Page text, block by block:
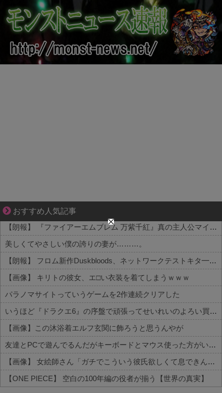
おすすめ人気記事
【マンガ】バラシ屋トシヤの漫画セレクション
【朗報】 『ファイアーエムブレム 万紫千紅』真の主人公マイユニはキャラメイクが可能
美しくてやさしい僕の誇りの妻が………。
【朗報】 フロム新作Duskbloods、ネットワークテストキタ━━━━(゜∀゜)━━━━!!
【画像】 キリトの彼女、エ□い衣装を着てしまうｗｗｗ
パラノマサイトっていうゲームを2作連続クリアした
いうほど『ドラクエ6』の序盤で頑張ってせいれいのよろい買うか？
【画像】この沐浴着エルフ玄関に飾ろうと思うんやが
友達とPCで遊んでるんだがキーボードとマウス使った方がいいゲームでも頑なにパッド使いたがる
【画像】 女絵師さん「ガチでこういう彼氏欲しくて息できん」→2000万view
【ONE PIECE】 空白の100年編の役者が揃う【世界の真実】